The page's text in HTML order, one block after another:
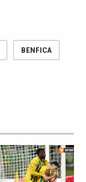
BENFICA